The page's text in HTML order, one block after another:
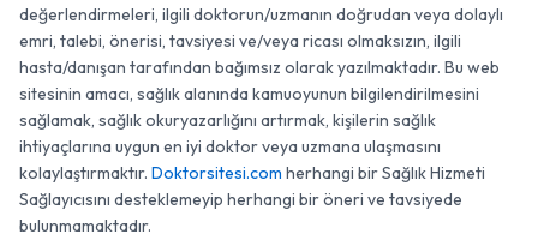
değerlendirmeleri, ilgili doktorun/uzmanın doğrudan veya dolaylı
emri, talebi, önerisi, tavsiyesi ve/veya ricası olmaksızın, ilgili
hasta/danışan tarafından bağımsız olarak yazılmaktadır. Bu web
sitesinin amacı, sağlık alanında kamuoyunun bilgilendirilmesini
sağlamak, sağlık okuryazarlığını artırmak, kişilerin sağlık
ihtiyaçlarına uygun en iyi doktor veya uzmana ulaşmasını
kolaylaştırmaktır. Doktorsitesi.com herhangi bir Sağlık Hizmeti
Sağlayıcısını desteklemeyip herhangi bir öneri ve tavsiyede
bulunmamaktadır.